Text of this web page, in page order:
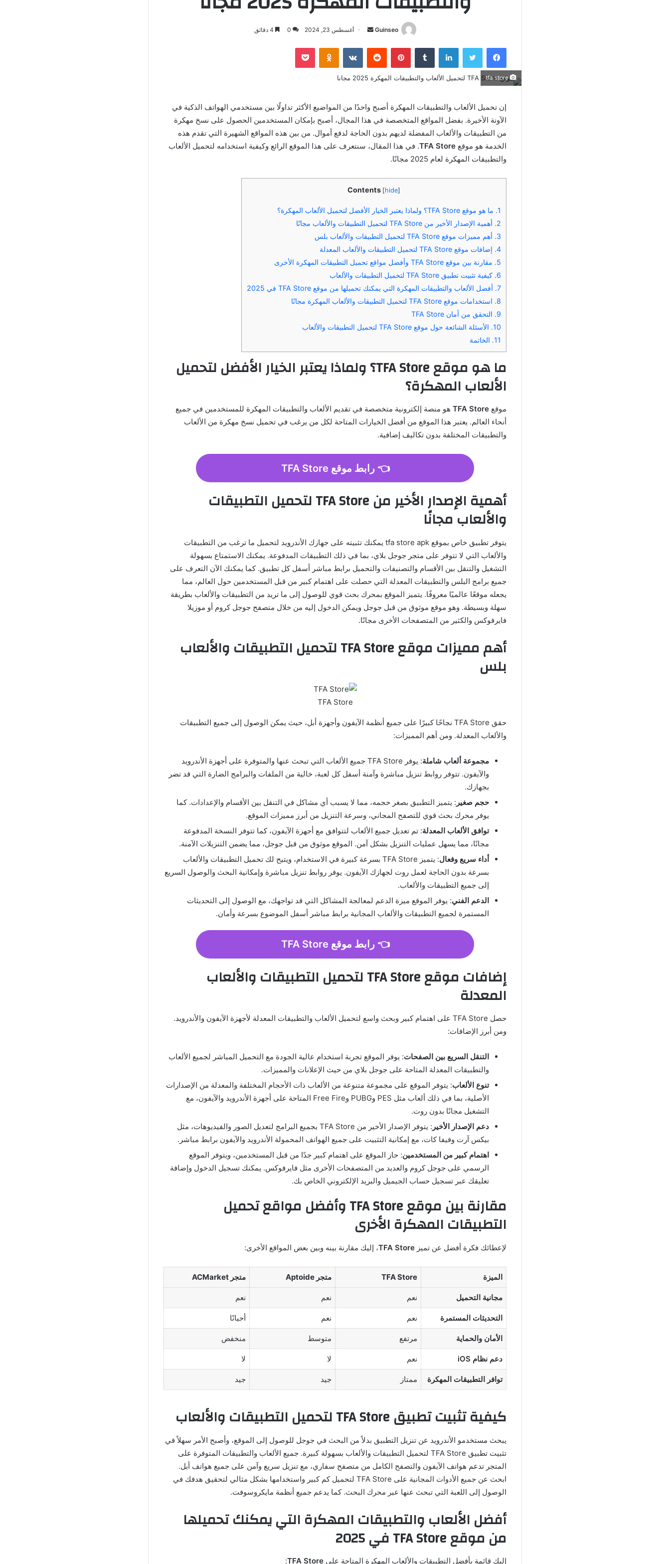
Guinseo
أرسلأغسطس 23, 2024 0
فيسبوك تويتر لينكدإن بينتيريست Odnoklassniki
بوكيت
tfa store
إن تحميل الألعاب والتطبيقات المهكرة أصبح واحدًا من المواضيع الأكثر تداولًا بين مستخدمي الهواتف الذكية في
الآونة الأخيرة. بفضل المواقع المتخصصة في هذا المجال، أصبح بإمكان المستخدمين الحصول على نسخ مهكرة
من التطبيقات والألعاب المفضلة لديهم بدون الحاجة لدفع أموال. من بين هذه المواقع الشهيرة التي تقدم هذه
الخدمة هو موقع TFA Store. في هذا المقال، سنتعرف على هذا الموقع الرائع وكيفية استخدامه لتحميل الألعاب
والتطبيقات المهكرة لعام 2025 مجانًا.
Contents [hide]
1. ما هو موقع TFA Store؟ ولماذا يعتبر الخيار الأفضل لتحميل الألعاب المهكرة؟
2. أهمية الإصدار الأخير من TFA Store لتحميل التطبيقات والألعاب مجانًا
3. أهم مميزات موقع TFA Store لتحميل التطبيقات والألعاب بلس
4. إضافات موقع TFA Store لتحميل التطبيقات والألعاب المعدلة
5. مقارنة بين موقع TFA Store وأفضل مواقع تحميل التطبيقات المهكرة الأخرى
6. كيفية تثبيت تطبيق TFA Store لتحميل التطبيقات والألعاب
7. أفضل الألعاب والتطبيقات المهكرة التي يمكنك تحميلها من موقع TFA Store في 2025
8. استخدامات موقع TFA Store لتحميل التطبيقات والألعاب المهكرة مجانًا
9. التحقق من أمان TFA Store
10. الأسئلة الشائعة حول موقع TFA Store لتحميل التطبيقات والألعاب
11. الخاتمة
ما هو موقع TFA Store؟ ولماذا يعتبر الخيار الأفضل لتحميل
الألعاب المهكرة؟
موقع TFA Store هو منصة إلكترونية متخصصة في تقديم الألعاب والتطبيقات المهكرة للمستخدمين في جميع
أنحاء العالم. يعتبر هذا الموقع من أفضل الخيارات المتاحة لكل من يرغب في تحميل نسخ مهكرة من الألعاب
والتطبيقات المختلفة بدون تكاليف إضافية.
👈 رابط موقع TFA Store
أهمية الإصدار الأخير من TFA Store لتحميل التطبيقات
والألعاب مجانًا
يتوفر تطبيق خاص بموقع tfa store apk يمكنك تثبيته على جهازك الأندرويد لتحميل ما ترغب من التطبيقات
والألعاب التي لا تتوفر على متجر جوجل بلاي، بما في ذلك التطبيقات المدفوعة. يمكنك الاستمتاع بسهولة
التشغيل والتنقل بين الأقسام والتصنيفات والتحميل برابط مباشر أسفل كل تطبيق. كما يمكنك الآن التعرف على
جميع برامج البلس والتطبيقات المعدلة التي حصلت على اهتمام كبير من قبل المستخدمين حول العالم، مما
يجعله موقعًا عالميًا معروفًا. يتميز الموقع بمحرك بحث قوي للوصول إلى ما تريد من التطبيقات والألعاب بطريقة
سهلة وبسيطة. وهو موقع موثوق من قبل جوجل ويمكن الدخول إليه من خلال متصفح جوجل كروم أو موزيلا
فايرفوكس والكثير من المتصفحات الأخرى مجانًا.
أهم مميزات موقع TFA Store لتحميل التطبيقات والألعاب
بلس
TFA Store
حقق TFA Store نجاحًا كبيرًا على جميع أنظمة الآيفون وأجهزة أبل، حيث يمكن الوصول إلى جميع التطبيقات
والألعاب المعدلة. ومن أهم المميزات:
مجموعة ألعاب شاملة
: يوفر TFA Store جميع الألعاب التي تبحث عنها والمتوفرة على أجهزة الأندرويد
والآيفون. تتوفر روابط تنزيل مباشرة وآمنة أسفل كل لعبة، خالية من الملفات والبرامج الضارة التي قد تضر
بجهازك.
حجم صغير : يتميز التطبيق بصغر حجمه، مما لا يسبب أي مشاكل في التنقل بين الأقسام والإعدادات. كما
يوفر محرك بحث قوي للتصفح المجاني، وسرعة التنزيل من أبرز مميزات الموقع.
توافق الألعاب المعدلة: تم تعديل جميع الألعاب لتتوافق مع أجهزة الآيفون، كما تتوفر النسخة المدفوعة
مجانًا، مما يسهل عمليات التنزيل بشكل آمن. الموقع موثوق من قبل جوجل، مما يضمن التنزيلات الآمنة.
أداء سريع وفعال
: يتميز TFA Store بسرعة كبيرة في الاستخدام، ويتيح لك تحميل التطبيقات والألعاب
بسرعة بدون الحاجة لعمل روت لجهازك الآيفون. يوفر روابط تنزيل مباشرة وإمكانية البحث والوصول السريع
إلى جميع التطبيقات والألعاب.
الدعم الفني: يوفر الموقع ميزة الدعم لمعالجة المشاكل التي قد تواجهك، مع الوصول إلى التحديثات
المستمرة لجميع التطبيقات والألعاب المجانية برابط مباشر أسفل الموضوع بسرعة وأمان.
👈 رابط موقع TFA Store
إضافات موقع TFA Store لتحميل التطبيقات والألعاب
المعدلة
حصل TFA Store على اهتمام كبير وبحث واسع لتحميل الألعاب والتطبيقات المعدلة لأجهزة الآيفون والأندرويد.
ومن أبرز الإضافات:
التنقل السريع بين الصفحات: يوفر الموقع تجربة استخدام عالية الجودة مع التحميل المباشر لجميع الألعاب
والتطبيقات المعدلة المتاحة على جوجل بلاي من حيث الإعلانات والمميزات.
تنوع الألعاب: يتوفر الموقع على مجموعة متنوعة من الألعاب ذات الأحجام المختلفة والمعدلة من الإصدارات
الأصلية، بما في ذلك ألعاب مثل PES وPUBG وFree Fire المتاحة على أجهزة الأندرويد والآيفون، مع
التشغيل مجانًا بدون روت.
دعم الإصدار الأخير
: يتوفر الإصدار الأخير من TFA Store بجميع البرامج لتعديل الصور والفيديوهات، مثل
بيكس آرت وفيفا كات، مع إمكانية التثبيت على جميع الهواتف المحمولة الأندرويد والآيفون برابط مباشر.
اهتمام كبير من المستخدمين: حاز الموقع على اهتمام كبير جدًا من قبل المستخدمين، ويتوفر الموقع
الرسمي على جوجل كروم والعديد من المتصفحات الأخرى مثل فايرفوكس. يمكنك تسجيل الدخول وإضافة
تعليقك عبر تسجيل حساب الجيميل والبريد الإلكتروني الخاص بك.
مقارنة بين موقع TFA Store وأفضل مواقع تحميل
التطبيقات المهكرة الأخرى
لإعطائك فكرة أفضل عن تميز TFA Store، إليك مقارنة بينه وبين بعض المواقع الأخرى:
الميزة TFA Store متجر Aptoide متجر ACMarket
مجانية التحميل نعم نعم نعم
التحديثات المستمرة نعم نعم أحيانًا
الأمان والحماية مرتفع متوسط منخفض
دعم نظام iOS نعم لا لا
توافر التطبيقات المهكرة ممتاز جيد جيد
كيفية تثبيت تطبيق TFA Store لتحميل التطبيقات والألعاب
يبحث مستخدمو الأندرويد عن تنزيل التطبيق بدلاً من البحث في جوجل للوصول إلى الموقع، وأصبح الأمر سهلاً في
تثبيت تطبيق TFA Store لتحميل التطبيقات والألعاب بسهولة كبيرة. جميع الألعاب والتطبيقات المتوفرة على
المتجر تدعم هواتف الآيفون والتصفح الكامل من متصفح سفاري، مع تنزيل سريع وآمن على جميع هواتف أبل.
ابحث عن جميع الأدوات المجانية على TFA Store لتحميل كم كبير واستخدامها بشكل مثالي لتحقيق هدفك في
الوصول إلى اللعبة التي تبحث عنها عبر محرك البحث. كما يدعم جميع أنظمة مايكروسوفت.
أفضل الألعاب والتطبيقات المهكرة التي يمكنك تحميلها
من موقع TFA Store في 2025
إليك قائمة بأفضل التطبيقات والألعاب المهكرة المتاحة على TFA Store
: